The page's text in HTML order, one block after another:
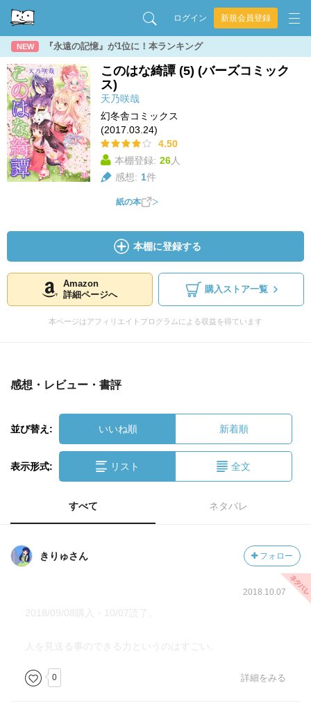
ログイン 新規会員登録
NEW 『永遠の記憶』が1位に！本ランキング
このはな綺譚 (5) (バーズコミック
ス)
天乃咲哉
幻冬舎コミックス
(2017.03.24)
4.50
本棚登録: 26人
感想: 1件
紙の本
本棚に登録する
Amazon
詳細ページへ
購入ストア一覧
本ページはアフィリエイトプログラムによる収益を得ています
感想・レビュー・書評
並び替え: いいね順 新着順
表示形式: リスト 全文
すべて ネタバレ
きりゅさん フォロー
2018.10.07
2018/09/08購入・10/07読了。
人を見送る事のできる力というのはすごい。
0 詳細をみる